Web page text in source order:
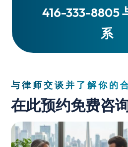
416-333-8805
系
与律师交谈并了解你的
在此预约免费咨